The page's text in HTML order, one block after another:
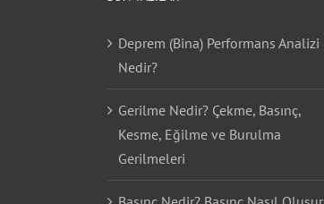
Deprem (Bina) Performans Analizi
Nedir?
Gerilme Nedir? Çekme, Basınç,
Kesme, Eğilme ve Burulma
Gerilmeleri